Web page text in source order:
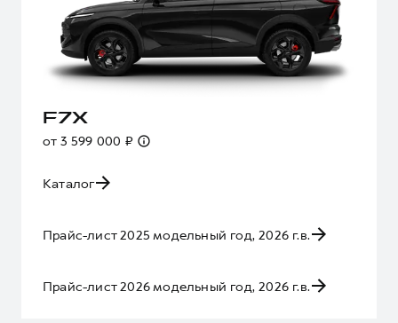
F7X
от 3 599 000 ₽
Каталог
Прайс-лист 2025 модельный год, 2026 г.в.
Прайс-лист 2026 модельный год, 2026 г.в.